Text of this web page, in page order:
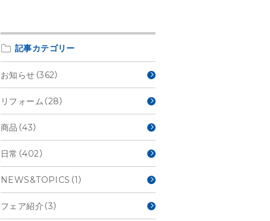
記事カテゴリー
お知らせ（362）
リフォーム（28）
商品（43）
日常（402）
NEWS&TOPICS（1）
フェア紹介（3）